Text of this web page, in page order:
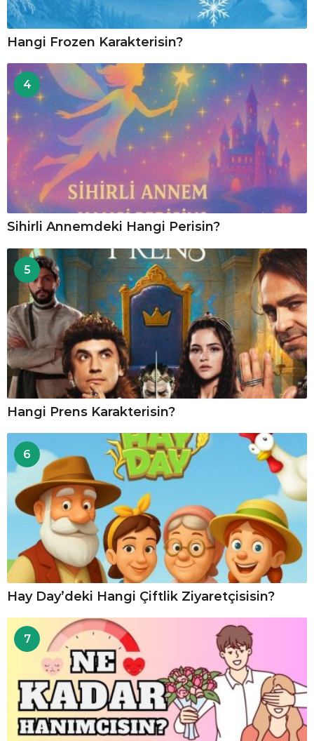
Hangi Frozen Karakterisin?
4
Sihirli Annemdeki Hangi Perisin?
5
Hangi Prens Karakterisin?
6
Hay Day’deki Hangi Çiftlik Ziyaretçisisin?
7